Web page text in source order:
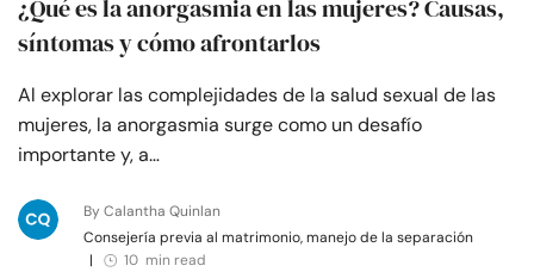
¿Qué es la anorgasmia en las mujeres? Causas,
síntomas y cómo afrontarlos
Al explorar las complejidades de la salud sexual de las
mujeres, la anorgasmia surge como un desafío
importante y, a…
By Calantha Quinlan
Consejería previa al matrimonio, manejo de la separación
|
10 min read